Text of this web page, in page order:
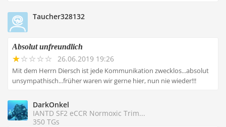
Taucher328132
Absolut unfreundlich
26.06.2019 19:26
Mit dem Herrn Diersch ist jede Kommunikation zwecklos...absolut
unsympathisch...früher waren wir gerne hier, nun nie wieder!!!
DarkOnkel
IANTD SF2 eCCR Normoxic Trim...
350 TGs